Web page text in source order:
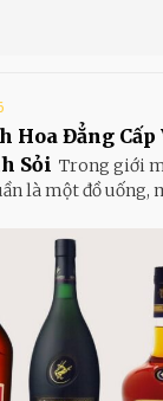
Hoa Đẳng Cấp
Sỏi Trong giới
là một đồ uống,